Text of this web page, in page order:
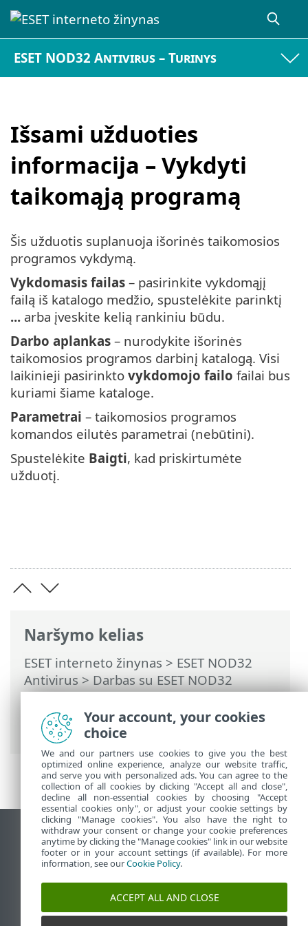
ESET NOD32 Antivirus – Turinys
Išsami užduoties
informacija – Vykdyti
taikomąją programą
Naršymo kelias
ESET interneto žinynas > ESET NOD32
Antivirus>Darbas su ESET NOD32
Antivirus>Įrankiai>Planuoklė> Dialogo
langai – planuoklė > Išsami užduoties
informacija – Vykdyti taikomąją programą
Šis užduotis suplanuoja išorinės taikomosios
programos vykdymą.
Vykdomasis failas – pasirinkite vykdomąjį
failą iš katalogo medžio, spustelėkite parinktį
... arba įveskite kelią rankiniu būdu.
Darbo aplankas – nurodykite išorinės
taikomosios programos darbinį katalogą. Visi
laikinieji pasirinkto vykdomojo failo failai bus
kuriami šiame kataloge.
Parametrai – taikomosios programos
komandos eilutės parametrai (nebūtini).
Spustelėkite Baigti, kad priskirtumėte
užduotį.
Rodyti darbalaukio tinklavietę
End of Life
ESET žinių bazė
ESET forumas
ESET Status Portal
Your account, your cookies
choice
We and our partners use cookies to give you the best
optimized online experience, analyze our website traffic,
and serve you with personalized ads. You can agree to the
collection of all cookies by clicking "Accept all and close",
decline all non-essential cookies by choosing "Accept
essential cookies only", or adjust your cookie settings by
clicking "Manage cookies". You also have the right to
withdraw your consent or change your cookie preferences
anytime by clicking the "Manage cookies" link in our website
footer or in your account settings (if available). For more
information, see ourCookie Policy.
ACCEPT ALL AND CLOSE